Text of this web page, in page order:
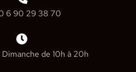
6 90 29 38 70
de 10h à 20h